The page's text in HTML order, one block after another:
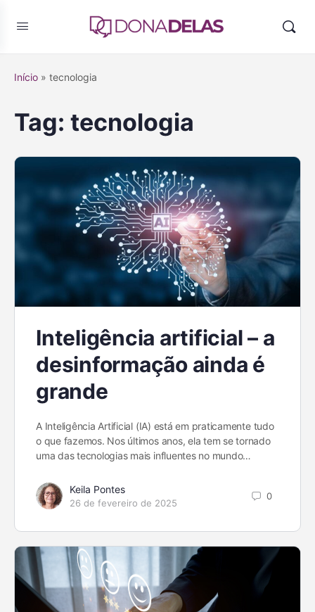
Início » tecnologia
Tag: tecnologia
Inteligência artificial – a
desinformação ainda é
grande
A Inteligência Artificial (IA) está em praticamente tudo
o que fazemos. Nos últimos anos, ela tem se tornado
uma das tecnologias mais influentes no mundo…
Keila Pontes
26 de fevereiro de 2025
0